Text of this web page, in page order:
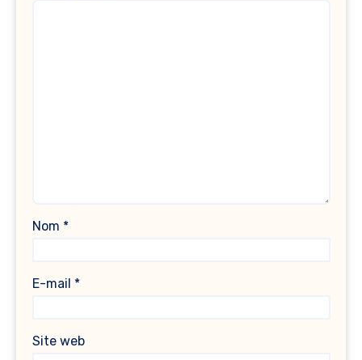
Nom *
E-mail *
Site web